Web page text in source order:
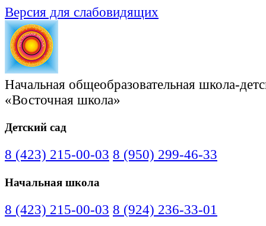
Версия для слабовидящих
Начальная общеобразовательная школа-
«Восточная школа»
Детский сад
8 (423) 215-00-03 8 (950) 299-46-33
Начальная школа
8 (423) 215-00-03 8 (924) 236-33-01